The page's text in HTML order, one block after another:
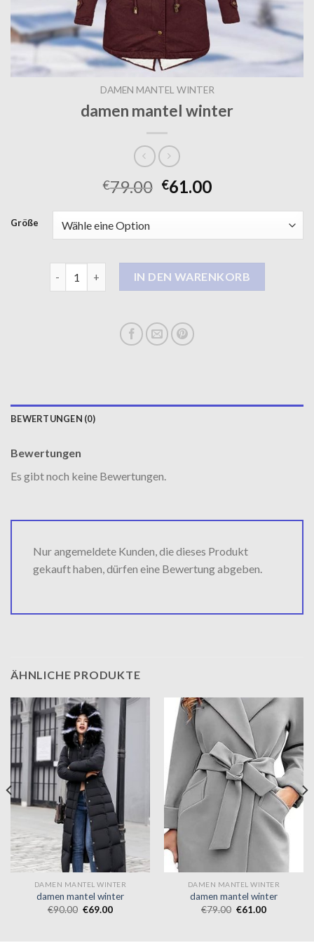
DAMEN MANTEL WINTER
damen mantel winter
€79.00 €61.00
Größe
damen mantel winter MengeIN DEN WARENKORB
BEWERTUNGEN (0)
Bewertungen
Es gibt noch keine Bewertungen.
Nur angemeldete Kunden, die dieses Produkt
gekauft haben, dürfen eine Bewertung abgeben.
ÄHNLICHE PRODUKTE
DAMEN MANTEL WINTER
damen mantel winter
€90.00 €69.00
DAMEN MANTEL WINTER
damen mantel winter
€79.00 €61.00